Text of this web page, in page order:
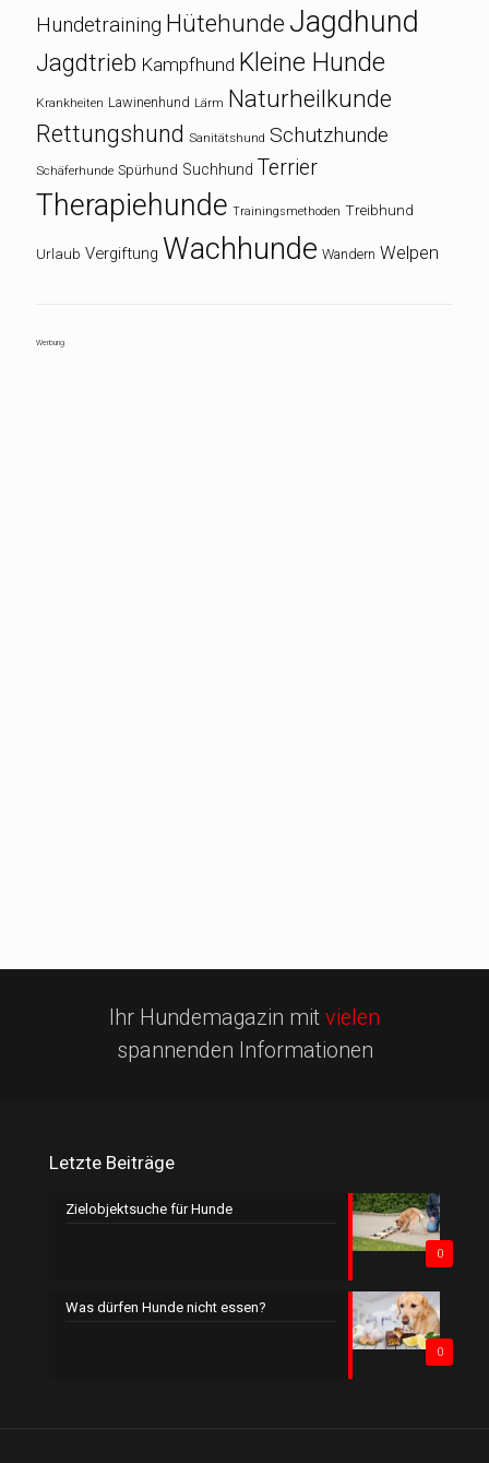
Hundetraining Hütehunde Jagdhund
Jagdtrieb Kampfhund Kleine Hunde
Krankheiten Lawinenhund Lärm Naturheilkunde
Rettungshund Sanitätshund Schutzhunde
Schäferhunde Spürhund Suchhund Terrier
Therapiehunde Trainingsmethoden Treibhund
Urlaub Vergiftung Wachhunde Wandern Welpen
Werbung
Ihr Hundemagazin mit vielen
spannenden Informationen
Letzte Beiträge
0
Zielobjektsuche für Hunde
0
Was dürfen Hunde nicht essen?